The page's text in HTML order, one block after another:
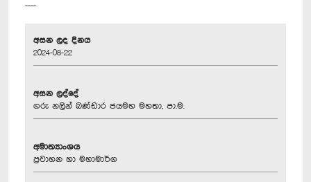
----
අසන ලද දිනය
2024-08-22
අසන ලද්දේ
ගරු නලින් බණ්ඩාර ජයමහ මහතා, පා.ම.
අමාත්‍යාංශය
ප්‍රවාහන හා මහාමාර්ග